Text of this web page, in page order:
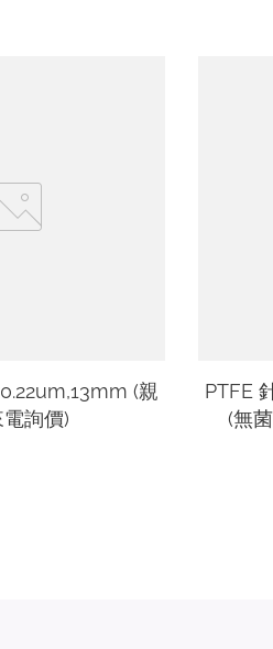
(親
電詢價)
PTFE
(無